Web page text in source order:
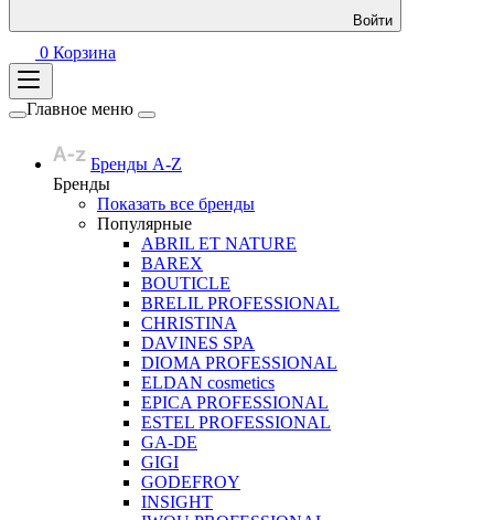
Войти
0 Корзина
Главное меню
Бренды A-Z
Бренды
Показать все бренды
Популярные
ABRIL ET NATURE
BAREX
BOUTICLE
BRELIL PROFESSIONAL
CHRISTINA
DAVINES SPA
DIOMA PROFESSIONAL
ELDAN cosmetics
EPICA PROFESSIONAL
ESTEL PROFESSIONAL
GA-DE
GIGI
GODEFROY
INSIGHT